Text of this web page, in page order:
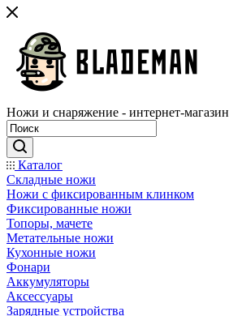
Ножи и снаряжение - интернет-магазин
Каталог
Складные ножи
Ножи с фиксированным клинком
Фиксированные ножи
Топоры, мачете
Метательные ножи
Кухонные ножи
Фонари
Аккумуляторы
Аксессуары
Зарядные устройства